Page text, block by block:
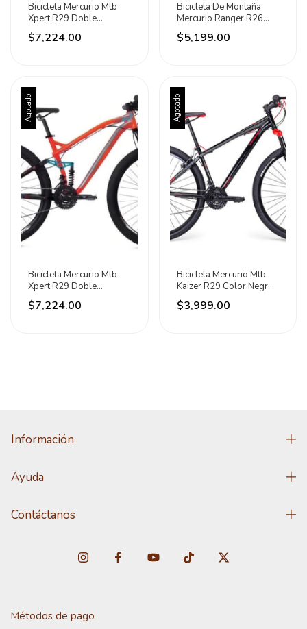
Bicicleta Mercurio Mtb
Xpert R29 Doble
Suspensión Naranja
$7,224.00
Bicicleta De Montaña
Mercurio Ranger R26
Naranja Naranja 26 "
$5,199.00
Agotado
Bicicleta Mercurio Mtb
Xpert R29 Doble
Suspensión Naranja
$7,224.00
Agotado
Bicicleta Mercurio Mtb
Kaizer R29 Color Negro
Brillante/rojo Tamaño
Del Cuadro Talla Única M
$3,999.00
Información
Ayuda
Contáctanos
Métodos de pago